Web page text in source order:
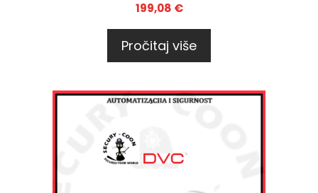
199,08 €
Pročitaj više